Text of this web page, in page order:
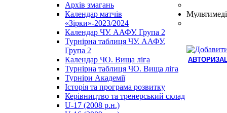
Архів змагань
Календар матчів
«Зірки»-2023/2024
Календар ЧУ. ААФУ. Група 2
Турнірна таблиця ЧУ. ААФУ.
Група 2
Календар ЧО. Вища ліга
Турнірна таблиця ЧО. Вища ліга
Турніри Академії
Історія та програма розвитку
Керівництво та тренерський склад
U-17 (2008 р.н.)